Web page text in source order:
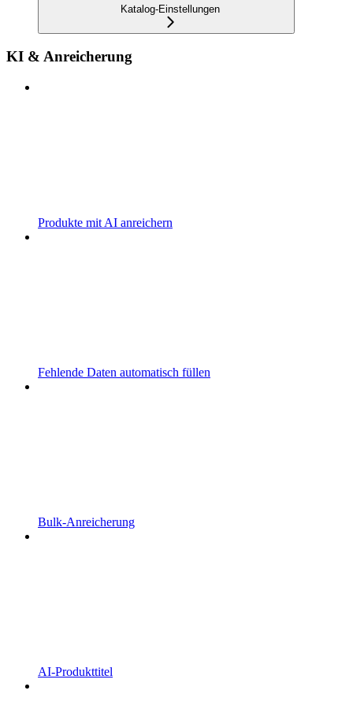
Katalog-Einstellungen
KI & Anreicherung
Produkte mit AI anreichern
Fehlende Daten automatisch füllen
Bulk-Anreicherung
AI-Produkttitel